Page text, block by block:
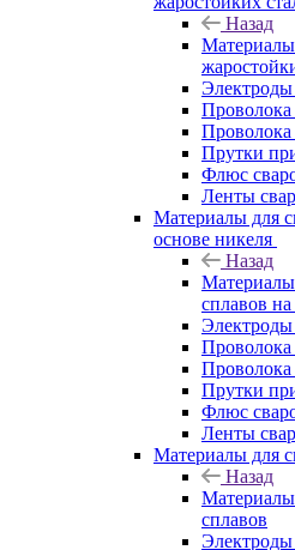
Назад
Прутки
Флюс
Ленты
Материалы для
основе никеля
Назад
Материалы
сплавов
Прутки
Флюс
Ленты
Материалы для
Назад
Материалы
сплавов